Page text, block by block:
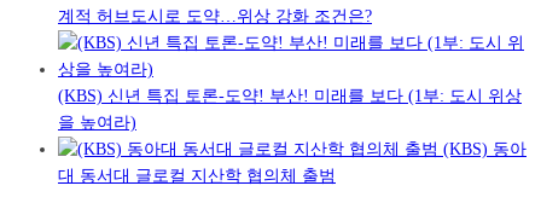
계적 허브도시로 도약…위상 강화 조건은?
(KBS) 신년 특집 토론-도약! 부산! 미래를 보다 (1부: 도시 위상
을 높여라)
(KBS) 동아
대 동서대 글로컬 지산학 협의체 출범